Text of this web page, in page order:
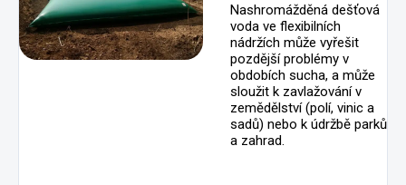
Nashromážděná dešťová
voda ve flexibilních
nádržích může vyřešit
pozdější problémy v
obdobích sucha, a může
sloužit k zavlažování v
zemědělství (polí, vinic a
sadů) nebo k údržbě parků
a zahrad.